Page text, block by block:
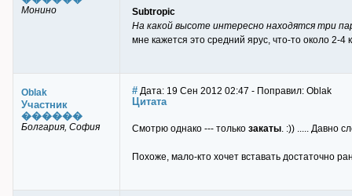
Монино
Subtropic
На какой высоте интересно находятся три
мне кажется это средний ярус, что-то около 2-4
Oblak
Участник
������
Болгария, София
# Дата: 19 Сен 2012 02:47 - Поправил: Oblak
Цитата
Смотрю однако --- только закаты. :)) ..... Давно
Похоже, мало-кто хочет вставать достаточно